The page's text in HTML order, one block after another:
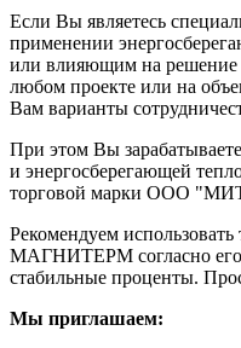
Если Вы являетесь
применении
или влияющим на
любом проекте или на
Вам варианты
При этом Вы
и энергосберегающей
торговой марки ООО
Рекомендуем
МАГНИТЕРМ согласно его
стабильные проценты.
Мы приглашаем: